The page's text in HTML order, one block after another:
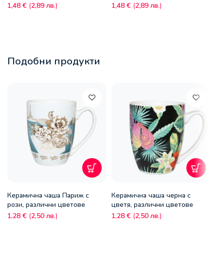
1,48 € (2,89 лв.)
1,48 € (2,89 лв.)
Подобни продукти
Керамична чаша Париж с
рози, различни цветове
1,28 € (2,50 лв.)
Керамична чаша черна с
цветя, различни цветове
1,28 € (2,50 лв.)